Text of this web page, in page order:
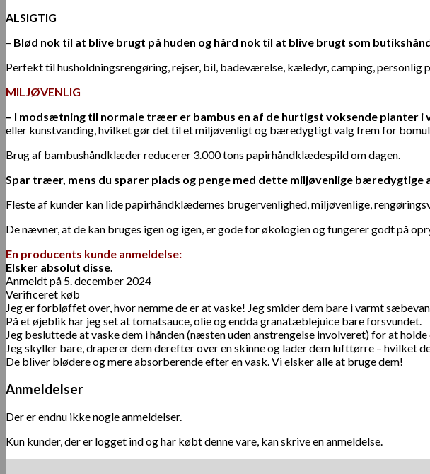
ALSIGTIG
– Blød nok til at blive brugt på huden og hård nok til at blive brugt som
Perfekt til husholdningsrengøring, rejser, bil, badeværelse, kæledyr, camping, personlig
MILJØVENLIG
– I modsætning til normale træer er bambus en af de hurtigst voksende planter i
eller kunstvanding, hvilket gør det til et miljøvenligt og bæredygtigt valg frem for
Brug af bambushåndklæder reducerer 3.000 tons papirhåndklædespild om dagen.
Spar træer, mens du sparer plads og penge med dette miljøvenlige bæredygtige
Fleste af kunder kan lide papirhåndklædernes brugervenlighed, miljøvenlige,
De nævner, at de kan bruges igen og igen, er gode for økologien og fungerer godt på
En producents kunde anmeldelse:
Elsker absolut disse.
Anmeldt på 5. december 2024
Verificeret køb
Jeg er forbløffet over, hvor nemme de er at vaske! Jeg smider dem bare i varmt
På et øjeblik har jeg set at tomatsauce, olie og endda granatæblejuice bare forsvundet.
Jeg besluttede at vaske dem i hånden (næsten uden anstrengelse involveret) for at
Jeg skyller bare, draperer dem derefter over en skinne og lader dem lufttørre – hvilket
De bliver blødere og mere absorberende efter en vask. Vi elsker alle at bruge dem!
Anmeldelser
Der er endnu ikke nogle anmeldelser.
Kun kunder, der er logget ind og har købt denne vare, kan skrive en anmeldelse.